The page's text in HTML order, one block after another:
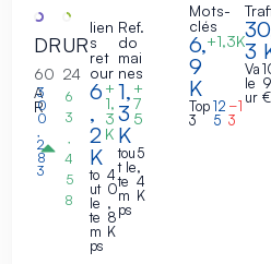
DR
60
A
R
3
0
0
,
2
8
3
6
3
,
4
5
8
UR
24
lien
s
ret
our
6
,
2
K
+
1,
3
K
to
ut
le
te
m
ps
4
0
,
8
K
Ref.
do
mai
nes
1,
3
K
+
7
5
tou
t le
te
m
ps
5
,
4
K
Mots-
clés
6,
9
K
+1,3K
Top
3
12
5
−1
3
3
Va
le
ur €